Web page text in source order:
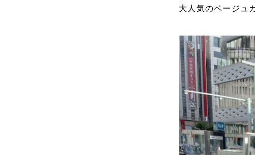
大人気のベージュ